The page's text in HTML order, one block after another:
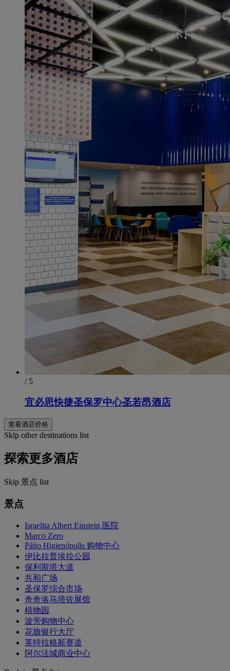
/ 5
宜必思快捷圣保罗中心圣若昂酒店
查看酒店价格
Skip other destinations list
探索更多酒店
Skip 景点 list
景点
Israelita Albert Einstein 医院
Marco Zero
Pátio Higienópolis 购物中心
伊比拉普埃拉公园
保利斯塔大道
共和广场
圣保罗综合市场
奇奇洛马塔佐展馆
植物园
波旁购物中心
花旗银行大厅
英特拉格斯赛道
阿尔法城商业中心